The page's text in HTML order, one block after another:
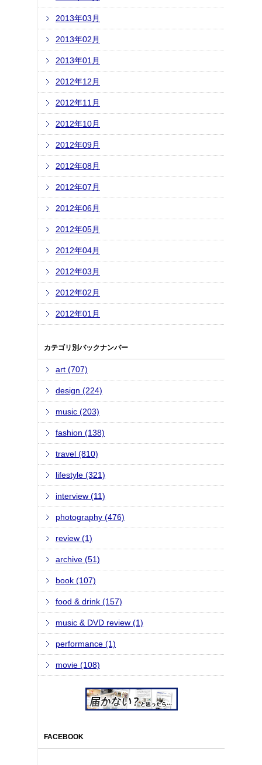
2013年03月
2013年02月
2013年01月
2012年12月
2012年11月
2012年10月
2012年09月
2012年08月
2012年07月
2012年06月
2012年05月
2012年04月
2012年03月
2012年02月
2012年01月
カテゴリ別バックナンバー
art (707)
design (224)
music (203)
fashion (138)
travel (810)
lifestyle (321)
interview (11)
photography (476)
review (1)
archive (51)
book (107)
food & drink (157)
music & DVD review (1)
performance (1)
movie (108)
FACEBOOK